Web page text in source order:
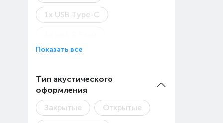
1x USB Type-C
1х jack 3.5 мм
2х jack 3.5 мм
Показать все
Тип акустического
оформления
Закрытые
Открытые